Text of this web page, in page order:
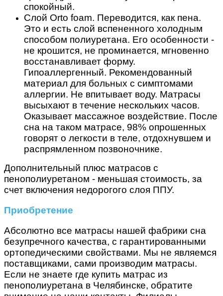
спокойный.
Слой Orto foam. Переводится, как пена.
Это и есть слой вспененного холодным
способом полиуретана. Его особенности -
не крошится, не проминается, мгновенно
восстанавливает форму.
Гипоаллергенный. Рекомендованный
материал для больных с симптомами
аллергии. Не впитывает воду. Матрасы
высыхают в течение нескольких часов.
Оказывает массажное воздействие. После
сна на таком матрасе, 98% опрошенных
говорят о легкости в теле, отдохнувшем и
распрямленном позвоночнике.
Дополнительный плюс матрасов с
пенополиуретаном - меньшая стоимость, за
счет включения недорогого слоя ППУ.
Приобретение
Абсолютно все матрасы нашей фабрики сна
безупречного качества, с гарантированными
ортопедическими свойствами. Мы не являемся
поставщиками, сами производим матрасы.
Если не знаете где купить матрас из
пенополиуретана в Челябинске, обратите